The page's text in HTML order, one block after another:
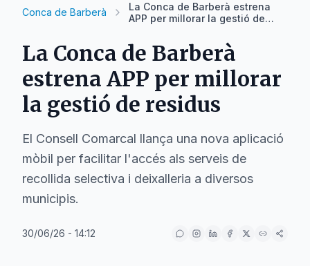
Conca de Barberà
La Conca de Barberà estrena
APP per millorar la gestió de
La Conca de Barberà
estrena APP per millorar
la gestió de residus
El Consell Comarcal llança una nova aplicació
mòbil per facilitar l'accés als serveis de
recollida selectiva i deixalleria a diversos
municipis.
30/06/26 - 14:12